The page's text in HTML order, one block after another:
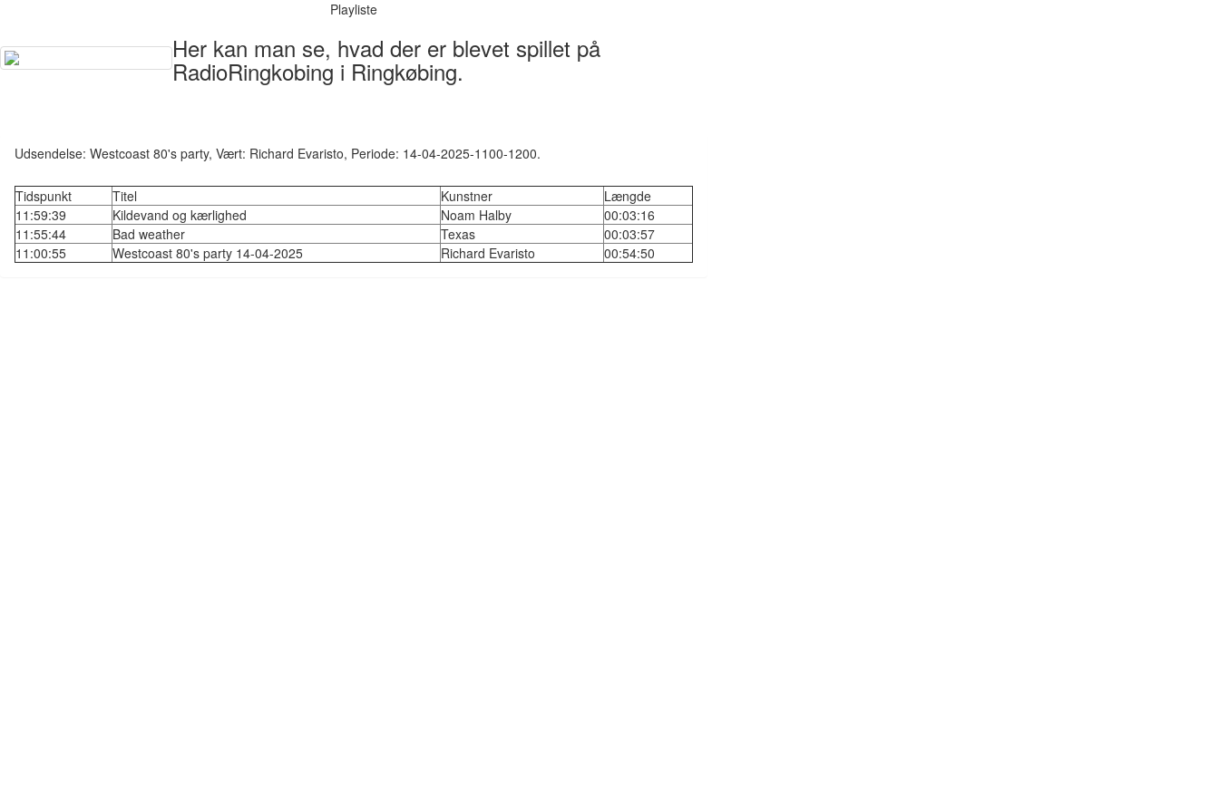
Playliste
Her kan man se, hvad der er blevet spillet på
RadioRingkobing i Ringkøbing.
Udsendelse: Westcoast 80's party, Vært: Richard Evaristo, Periode: 14-04-2025-1100-1200.
Tidspunkt Titel Kunstner
Længde
11:59:39
Kildevand og kærlighed Noam Halby
00:03:16
11:55:44
Bad weather Texas
00:03:57
11:00:55
Westcoast 80's party 14-04-2025 Richard Evaristo 00:54:50